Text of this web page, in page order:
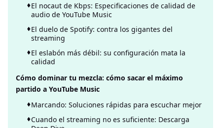
El nocaut de Kbps: Especificaciones de calidad de
audio de YouTube Music
El duelo de Spotify: contra los gigantes del
streaming
El eslabón más débil: su configuración mata la
calidad
Cómo dominar tu mezcla: cómo sacar el máximo
partido a YouTube Music
Marcando: Soluciones rápidas para escuchar mejor
Cuando el streaming no es suficiente: Descarga